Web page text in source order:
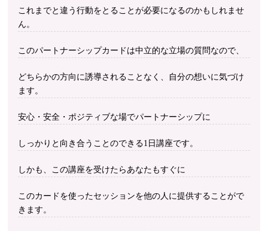
これまでと違う行動をとることが必要になるのかもしれませ
ん。
このパートナーシップカードは中立的な立場の質問なので、
どちらかの方向に誘導されることなく、自分の想いに気づけ
ます。
安心・安全・ポジティブな場でパートナーシップに
しっかりと向き合うことのできる1日講座です。
しかも、この講座を受けたらあなたもすぐに
このカードを使ったセッションを他の人に提供することがで
きます。